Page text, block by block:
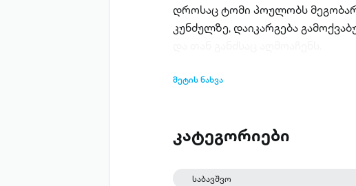
დროსაც ტომი პოულობს
კუნძულზე, დაიკარგება
მეტის ნახვა
კატეგორიები
საბავშვო